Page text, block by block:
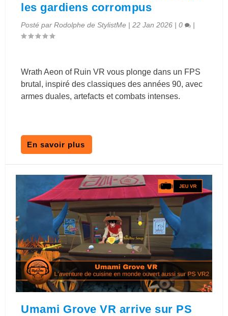
les gardiens corrompus
Posté parRodolphe de StylistMe |22 Jan 2026 |0 |
Wrath Aeon of Ruin VR vous plonge dans un FPS
brutal, inspiré des classiques des années 90, avec
armes duales, artefacts et combats intenses.
En savoir plus
Umami Grove VR arrive sur PS